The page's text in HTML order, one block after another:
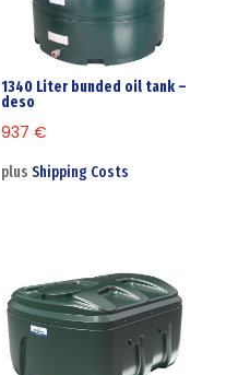
1340 Liter bunded oil tank –
deso
937€
plusShipping Costs